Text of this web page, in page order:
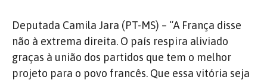
Deputada Camila Jara (PT-MS) – “A França disse
não à extrema direita. O país respira aliviado
graças à união dos partidos que tem o melhor
projeto para o povo francês. Que essa vitória seja